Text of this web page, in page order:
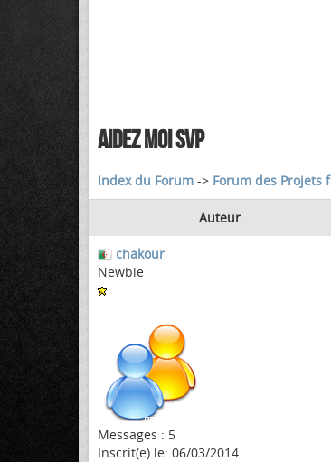
AIDEZ MOI SVP
Index du Forum -> Forum des
Auteur
chakour
Newbie
Messages : 5
Inscrit(e) le: 06/03/2014